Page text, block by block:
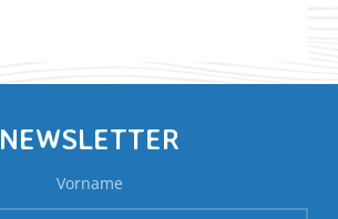
NEWSLETTER
Vorname